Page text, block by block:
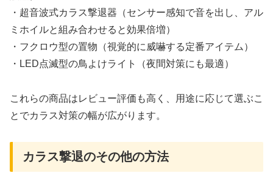
・超音波式カラス撃退器（センサー感知で音を出し、アル
ミホイルと組み合わせると効果倍増）
・フクロウ型の置物（視覚的に威嚇する定番アイテム）
・LED点滅型の鳥よけライト（夜間対策にも最適）
これらの商品はレビュー評価も高く、用途に応じて選ぶこ
とでカラス対策の幅が広がります。
カラス撃退のその他の方法